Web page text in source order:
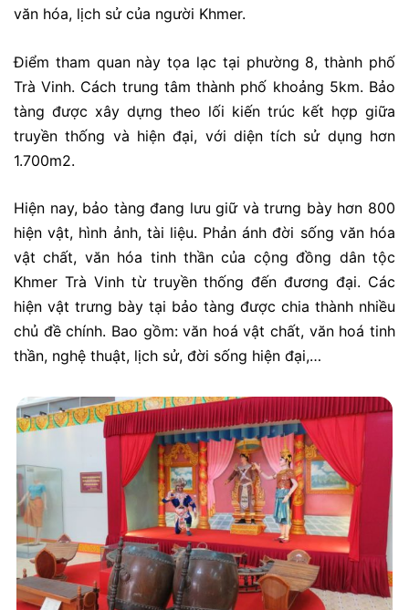
văn hóa, lịch sử của người Khmer.
Điểm tham quan này tọa lạc tại phường 8, thành phố
Trà Vinh. Cách trung tâm thành phố khoảng 5km. Bảo
tàng được xây dựng theo lối kiến trúc kết hợp giữa
truyền thống và hiện đại, với diện tích sử dụng hơn
1.700m2.
Hiện nay, bảo tàng đang lưu giữ và trưng bày hơn 800
hiện vật, hình ảnh, tài liệu. Phản ánh đời sống văn hóa
vật chất, văn hóa tinh thần của cộng đồng dân tộc
Khmer Trà Vinh từ truyền thống đến đương đại. Các
hiện vật trưng bày tại bảo tàng được chia thành nhiều
chủ đề chính. Bao gồm: văn hoá vật chất, văn hoá tinh
thần, nghệ thuật, lịch sử, đời sống hiện đại,…